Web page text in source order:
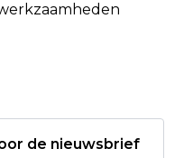
de nieuwsbrief